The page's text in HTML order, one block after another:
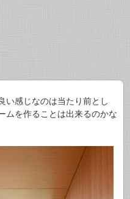
い感じなのは当たり前とし
ムを作ることは出来るのかな